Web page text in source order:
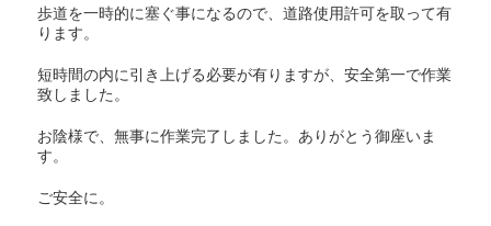
歩道を一時的に塞ぐ事になるので、道路使用許可を取って有
ります。
短時間の内に引き上げる必要が有りますが、安全第一で作業
致しました。
お陰様で、無事に作業完了しました。ありがとう御座いま
す。
ご安全に。